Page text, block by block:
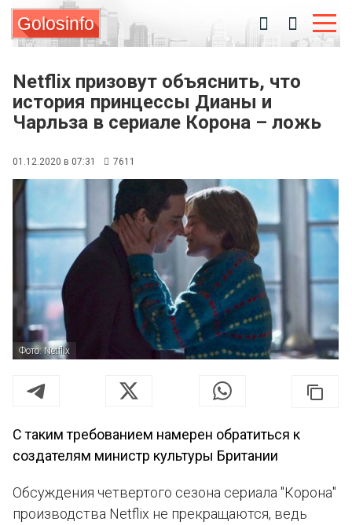
Golosinfo
Netflix призовут объяснить, что
история принцессы Дианы и
Чарльза в сериале Корона – ложь
01.12.2020 в 07:31 7611
Фото: Netflix
С таким требованием намерен обратиться к
создателям министр культуры Британии
Обсуждения четвертого сезона сериала "Корона"
производства Netflix не прекращаются, ведь